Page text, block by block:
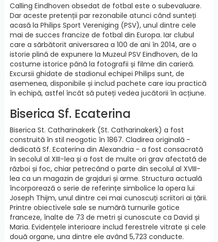
Calling Eindhoven obsedat de fotbal este o subevaluare.
Dar aceste pretenții par rezonabile atunci când sunteți
acasă la Philips Sport Vereniging (PSV), unul dintre cele
mai de succes francize de fotbal din Europa. Iar clubul
care a sărbătorit aniversarea a 100 de ani în 2014, are o
istorie plină de expunere la Muzeul PSV Eindhoven, de la
costume istorice până la fotografii și filme din carieră.
Excursii ghidate de stadionul echipei Philips sunt, de
asemenea, disponibile și includ pachete care iau practică
în echipă, astfel încât să puteți vedea jucătorii în acțiune.
Biserica Sf. Ecaterina
Biserica St. Catharinakerk (St. Catharinakerk) a fost
construită în stil neogotic în 1867. Cladirea originală -
dedicată Sf. Ecaterina din Alexandria - a fost consacrată
în secolul al XIII-lea și a fost de multe ori grav afectată de
război și foc, chiar petrecând o parte din secolul al XVIII-
lea ca un magazin de grajduri și arme. Structura actuală
încorporează o serie de referințe simbolice la opera lui
Joseph Thijm, unul dintre cei mai cunoscuți scriitori ai țării.
Printre obiectivele sale se numără turnurile gotice
franceze, înalte de 73 de metri și cunoscute ca David și
Maria. Evidențele interioare includ ferestrele vitrate și cele
două organe, una dintre ele având 5,723 conducte.